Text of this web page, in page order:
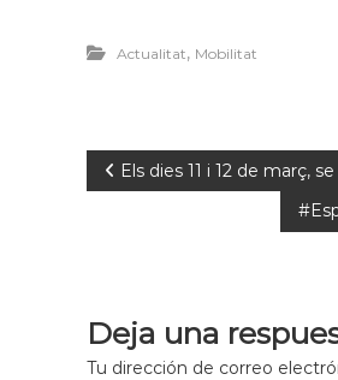
Actualitat, Mobilitat
Els dies 11 i 12 de març,
Deja una
Tu dirección de correo